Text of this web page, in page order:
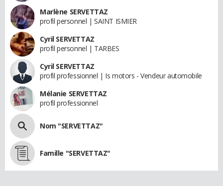
Marlène SERVETTAZ
profil personnel | SAINT ISMIER
Cyril SERVETTAZ
profil personnel | TARBES
Cyril SERVETTAZ
profil professionnel | Is motors - Vendeur automobile
Mélanie SERVETTAZ
profil professionnel
Nom "SERVETTAZ"
Famille "SERVETTAZ"